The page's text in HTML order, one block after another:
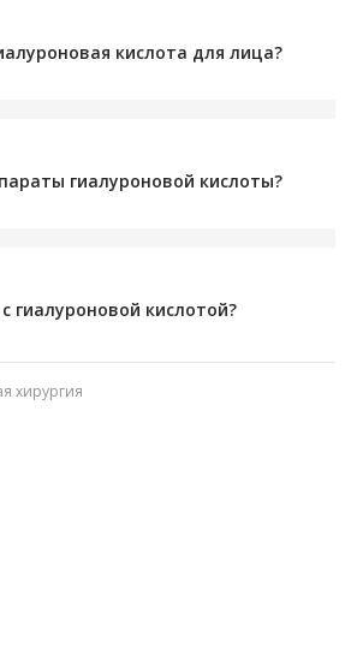
кислота для лица?
гиалуроновой кислоты?
гиалуроновой кислотой?
хирургия